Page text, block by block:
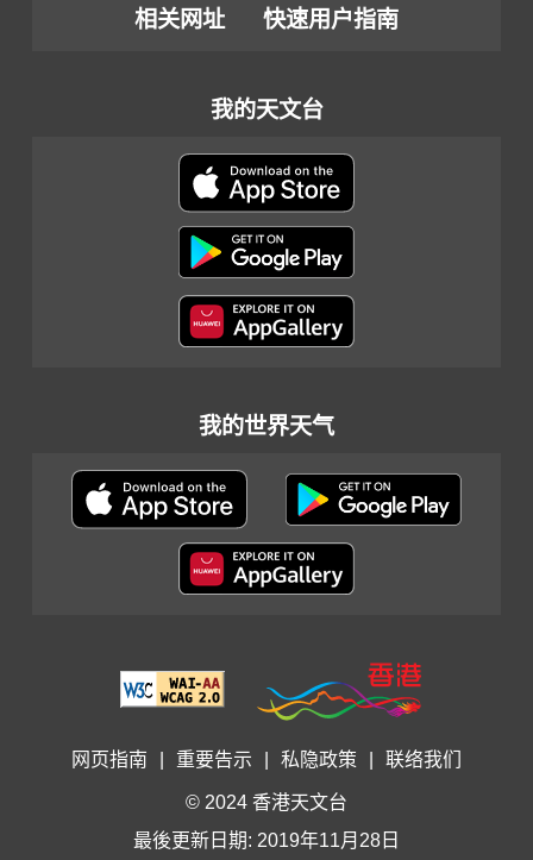
相关网址
快速用户指南
我的天文台
我的世界天气
网页指南 重要告示 私隐政策 联络我们
© 2024 香港天文台
最後更新日期: 2019年11月28日